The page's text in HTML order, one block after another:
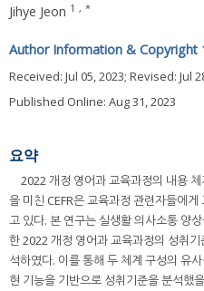
Jihye Jeon 1 , *
Author Information & Copyright
Received: Jul 05, 2023; Revised: Jul
Published Online: Aug 31, 2023
요약
2022 개정 영어과 교육과정의 내용
을 미친 CEFR은 교육과정 관련자들에
고 있다. 본 연구는 실생활 의사소통 양
한 2022 개정 영어과 교육과정의 성취기
석하였다. 이를 통해 두 체계 구성의 유
현 기능을 기반으로 성취기준을 분석했